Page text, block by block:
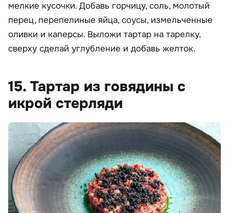
мелкие кусочки. Добавь горчицу, соль, молотый
перец, перепелиные яйца, соусы, измельченные
оливки и каперсы. Выложи тартар на тарелку,
сверху сделай углубление и добавь желток.
15. Тартар из говядины с
икрой стерляди